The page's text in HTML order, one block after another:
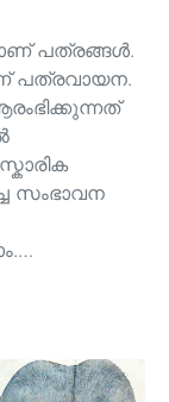
പത്രങ്ങള്‍.
പത്രവായന.
സംഭാവന